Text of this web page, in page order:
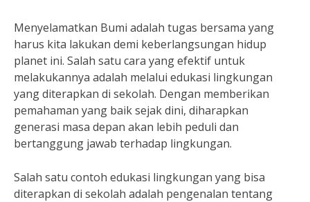
Menyelamatkan Bumi adalah tugas bersama yang
harus kita lakukan demi keberlangsungan hidup
planet ini. Salah satu cara yang efektif untuk
melakukannya adalah melalui edukasi lingkungan
yang diterapkan di sekolah. Dengan memberikan
pemahaman yang baik sejak dini, diharapkan
generasi masa depan akan lebih peduli dan
bertanggung jawab terhadap lingkungan.
Salah satu contoh edukasi lingkungan yang bisa
diterapkan di sekolah adalah pengenalan tentang